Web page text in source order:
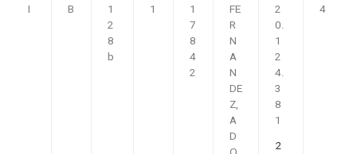
I B
1
2
8
b
1
1
7
8
4
2
FE
R
N
A
N
DE
Z,
A
D
2
0.
1
2
4.
3
8
1
2
4